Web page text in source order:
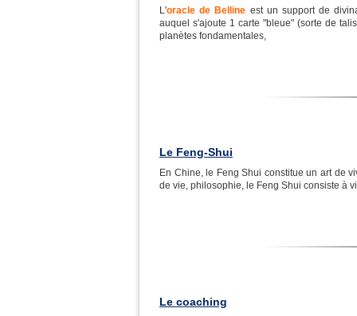
L'oracle de Belline est un support de
auquel s'ajoute 1 carte "bleue" (sorte de
planètes fondamentales,
Le Feng-Shui
En Chine, le Feng Shui constitue un art de
de vie, philosophie, le Feng Shui consiste à
Le coaching